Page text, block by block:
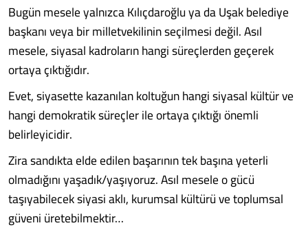
Bugün mesele yalnızca Kılıçdaroğlu ya da Uşak belediye
başkanı veya bir milletvekilinin seçilmesi değil. Asıl
mesele, siyasal kadroların hangi süreçlerden geçerek
ortaya çıktığıdır.
Evet, siyasette kazanılan koltuğun hangi siyasal kültür ve
hangi demokratik süreçler ile ortaya çıktığı önemli
belirleyicidir.
Zira sandıkta elde edilen başarının tek başına yeterli
olmadığını yaşadık/yaşıyoruz. Asıl mesele o gücü
taşıyabilecek siyasi aklı, kurumsal kültürü ve toplumsal
güveni üretebilmektir…